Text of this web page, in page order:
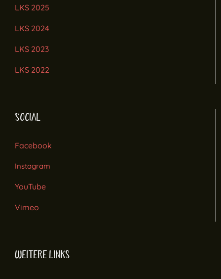
LKS 2025
LKS 2024
LKS 2023
LKS 2022
SOCIAL
Facebook
Instagram
YouTube
Vimeo
WEITERE LINKS